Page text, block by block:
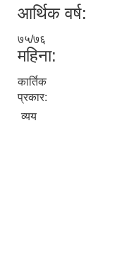
आर्थिक वर्ष:
७५/७६
महिना:
कार्तिक
प्रकार:
व्यय